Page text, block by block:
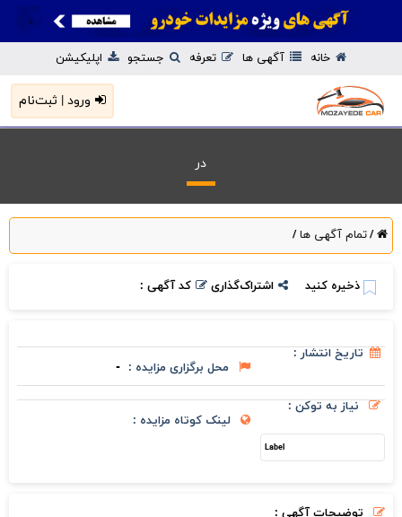
خانه آگهی ها تعرفه جستجو اپلیکیشن
ورود | ثبت‌نام
در
/تمام آگهی ها/
ذخیره کنید اشتراک‌گذاری کد آگهی :
تاریخ انتشار :
محل برگزاری مزایده : -
نیاز به توکن :
لینک کوتاه مزایده :
توضیحات آگهی :